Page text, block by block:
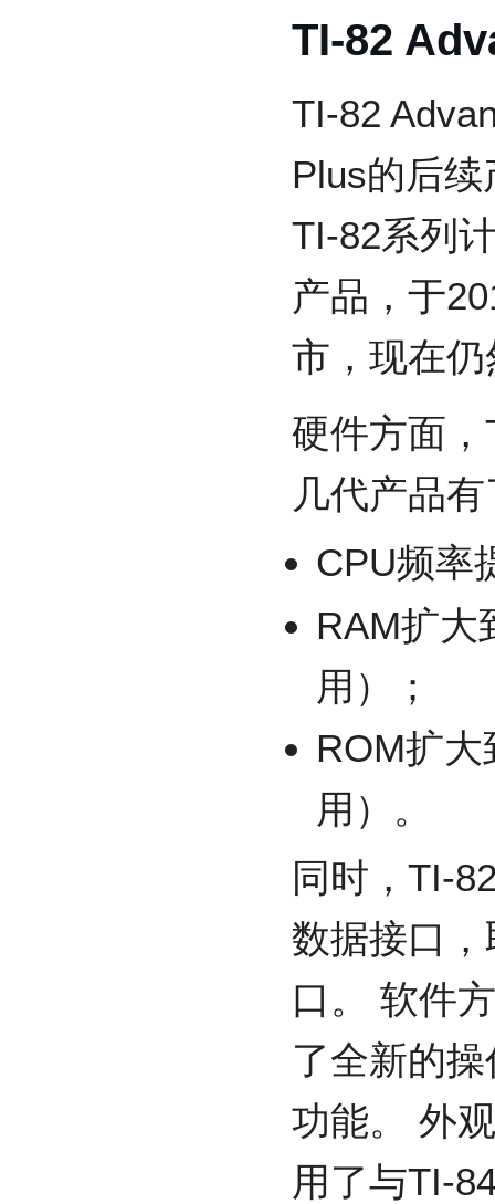
TI-82
TI-82
Plus的后
TI-82系列
产品，于
市，现在
硬件方面
几代产品
CPU频率
RAM扩大
用）；
ROM扩
用）。
同时，TI-
数据接口
口。 软件
了全新的
功能。 外
用了与TI-